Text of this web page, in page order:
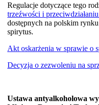
Regulacje dotyczące tego
trzeźwości i
dostępnych na polskim
spirytus.
Akt oskarżenia w sprawie o
Decyzja o zezwoleniu na
Ustawa antyalkoholowa